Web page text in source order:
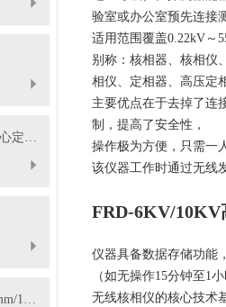
【胜绪牌】C19 直流电流表核心定位与原理
电动式标距打点机怎么选？5mm/10mm 标距怎么挑？
验室或办公室预先连接
适用范围覆盖0.22kV～
别称：核相器、核相仪
相仪、定相器、高压定
主要优点在于去掉了连
制，提高了安全性，
操作极为方便，只需一
该仪器工作时通过无线
FRD-6KV/10KV
仪器具备数据存储功能
（如无操作15分钟至1
无线核相仪的核心技术